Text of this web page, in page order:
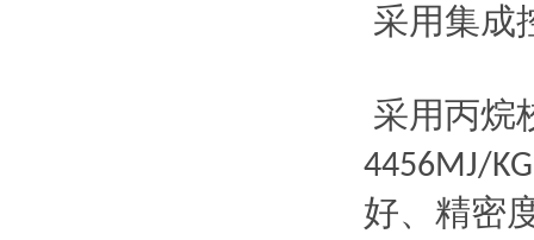
采用集成
采用丙烷
4456MJ/KG
好、精密